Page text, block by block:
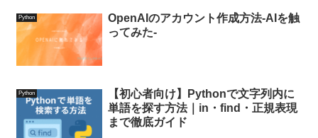
Python
OpenAIのアカウント作成方法-AIを触
ってみた-
Python
【初心者向け】Pythonで文字列内に
単語を探す方法｜in・find・正規表現
まで徹底ガイド